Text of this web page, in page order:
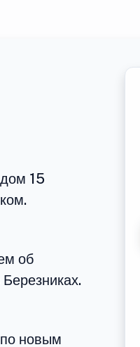
15
об
новым